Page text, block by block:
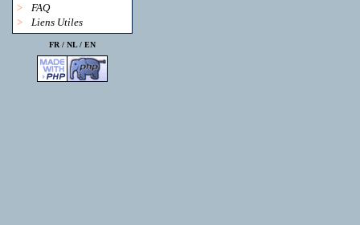
>
FAQ
>
Liens Utiles
FR / NL/ EN